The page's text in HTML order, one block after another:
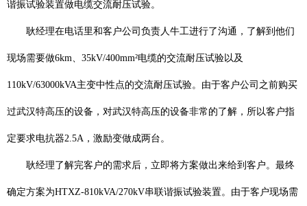
谐振试验装置做电缆交流耐压试验。
耿经理在电话里和客户公司负责人牛工进行了沟通，了解到他们
现场需要做6km、35kV/400mm²电缆的交流耐压试验以及
110kV/63000kVA主变中性点的交流耐压试验。由于客户公司之前购买
过武汉特高压的设备，对武汉特高压的设备非常的了解，所以客户指
定要求电抗器2.5A，激励变做成两台。
耿经理了解完客户的需求后，立即将方案做出来给到客户。最终
确定方案为HTXZ-810kVA/270kV串联谐振试验装置。由于客户现场需